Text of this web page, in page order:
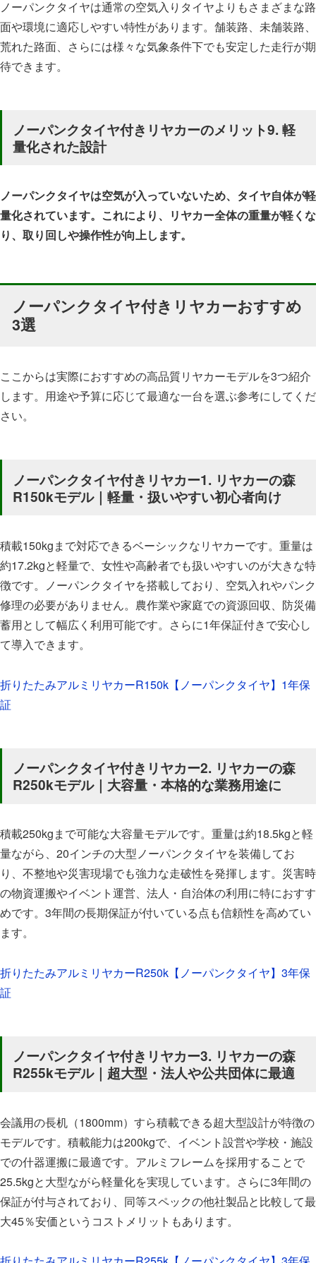
ノーパンクタイヤは通常の空気入りタイヤよりもさまざまな路
面や環境に適応しやすい特性があります。舗装路、未舗装路、
荒れた路面、さらには様々な気象条件下でも安定した走行が期
待できます。
ノーパンクタイヤ付きリヤカーのメリット9.軽
量化された設計
ノーパンクタイヤは空気が入っていないため、タイヤ自体が軽
量化されています。これにより、リヤカー全体の重量が軽くな
り、取り回しや操作性が向上します。
ノーパンクタイヤ付きリヤカーおすすめ
3選
ここからは実際におすすめの高品質リヤカーモデルを3つ紹介
します。用途や予算に応じて最適な一台を選ぶ参考にしてくだ
さい。
ノーパンクタイヤ付きリヤカー1. リヤカーの森
R150kモデル｜軽量・扱いやすい初心者向け
積載150kgまで対応できるベーシックなリヤカーです。重量は
約17.2kgと軽量で、女性や高齢者でも扱いやすいのが大きな特
徴です。ノーパンクタイヤを搭載しており、空気入れやパンク
修理の必要がありません。農作業や家庭での資源回収、防災備
蓄用として幅広く利用可能です。さらに1年保証付きで安心し
て導入できます。
折りたたみアルミリヤカーR150k【ノーパンクタイヤ】1年保
証
ノーパンクタイヤ付きリヤカー2. リヤカーの森
R250kモデル｜大容量・本格的な業務用途に
積載250kgまで可能な大容量モデルです。重量は約18.5kgと軽
量ながら、20インチの大型ノーパンクタイヤを装備してお
り、不整地や災害現場でも強力な走破性を発揮します。災害時
の物資運搬やイベント運営、法人・自治体の利用に特におすす
めです。3年間の長期保証が付いている点も信頼性を高めてい
ます。
折りたたみアルミリヤカーR250k【ノーパンクタイヤ】3年保
証
ノーパンクタイヤ付きリヤカー3. リヤカーの森
R255kモデル｜超大型・法人や公共団体に最適
会議用の長机（1800mm）すら積載できる超大型設計が特徴の
モデルです。積載能力は200kgで、イベント設営や学校・施設
での什器運搬に最適です。アルミフレームを採用することで
25.5kgと大型ながら軽量化を実現しています。さらに3年間の
保証が付与されており、同等スペックの他社製品と比較して最
大45％安価というコストメリットもあります。